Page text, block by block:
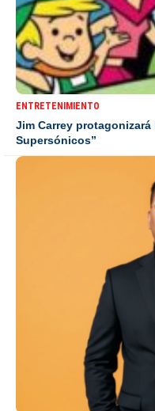
ENTRETENIMIENTO
Jim Carrey
Supersónicos”